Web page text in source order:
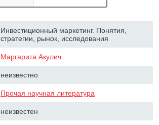
Инвестиционный маркетинг. Понятия,
стратегии, рынок, исследования
Маргарита Акулич
неизвестно
Прочая научная литература
неизвестен